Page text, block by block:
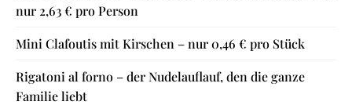
nur 2,63 € pro Person
Mini Clafoutis mit Kirschen – nur 0,46 € pro Stück
Rigatoni al forno – der Nudelauflauf, den die ganze
Familie liebt